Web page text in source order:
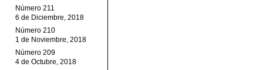
Número 211
6 de Diciembre, 2018
Número 210
1 de Noviembre, 2018
Número 209
4 de Octubre, 2018